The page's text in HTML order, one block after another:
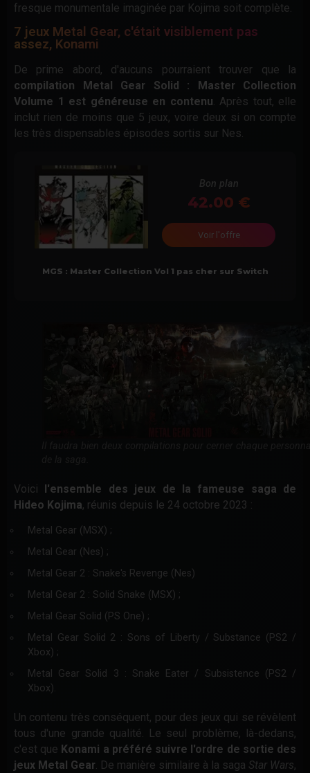
fresque monumentale imaginée par Kojima soit complète.
7 jeux Metal Gear, c'était visiblement pas
assez, Konami
De prime abord, d'aucuns pourraient trouver que la
compilation Metal Gear Solid : Master Collection
Volume 1 est généreuse en contenu. Après tout, elle
inclut rien de moins que 5 jeux, voire deux si on compte
les très dispensables épisodes sortis sur Nes.
Bon plan
42.00
Voir l'offre
MGS : Master Collection Vol 1 pas cher sur Switch
Voici l'ensemble des jeux de la fameuse saga de
Hideo Kojima, réunis depuis le 24 octobre 2023 :
Metal Gear (MSX) ;
Metal Gear (Nes) ;
Metal Gear 2 : Snake's Revenge (Nes)
Metal Gear 2 : Solid Snake (MSX) ;
Metal Gear Solid (PS One) ;
Metal Gear Solid 2 : Sons of Liberty / Substance (PS2 /
Xbox) ;
Metal Gear Solid 3 : Snake Eater / Subsistence (PS2 /
Xbox).
Un contenu très conséquent, pour des jeux qui se révèlent
tous d'une grande qualité. Le seul problème, là-dedans,
c'est que Konami a préféré suivre l'ordre de sortie des
jeux Metal Gear . De manière similaire à la saga Star Wars,